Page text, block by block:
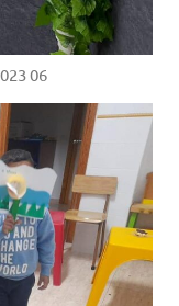
06